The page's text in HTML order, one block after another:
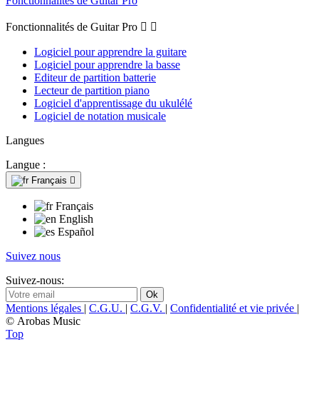
Fonctionnalités de Guitar Pro  
Logiciel pour apprendre la guitare
Logiciel pour apprendre la basse
Editeur de partition batterie
Lecteur de partition piano
Logiciel d'apprentissage du ukulélé
Logiciel de notation musicale
Langues
Langue :
Français 
Français
English
Español
Suivez nous
Suivez-nous:
Mentions légales | C.G.U. | C.G.V. | Confidentialité et vie privée |
© Arobas Music
Top